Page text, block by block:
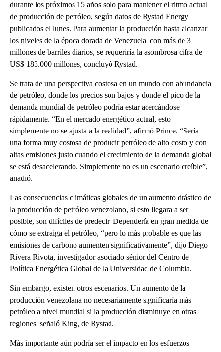
durante los próximos 15 años solo para mantener el ritmo actual
de producción de petróleo, según datos de Rystad Energy
publicados el lunes. Para aumentar la producción hasta alcanzar
los niveles de la época dorada de Venezuela, con más de 3
millones de barriles diarios, se requeriría la asombrosa cifra de
US$ 183.000 millones, concluyó Rystad.
Se trata de una perspectiva costosa en un mundo con abundancia
de petróleo, donde los precios son bajos y donde el pico de la
demanda mundial de petróleo podría estar acercándose
rápidamente. “En el mercado energético actual, esto
simplemente no se ajusta a la realidad”, afirmó Prince. “Sería
una forma muy costosa de producir petróleo de alto costo y con
altas emisiones justo cuando el crecimiento de la demanda global
se está desacelerando. Simplemente no es un escenario creíble”,
añadió.
Las consecuencias climáticas globales de un aumento drástico de
la producción de petróleo venezolano, si esto llegara a ser
posible, son difíciles de predecir. Dependería en gran medida de
cómo se extraiga el petróleo, “pero lo más probable es que las
emisiones de carbono aumenten significativamente”, dijo Diego
Rivera Rivota, investigador asociado sénior del Centro de
Política Energética Global de la Universidad de Columbia.
Sin embargo, existen otros escenarios. Un aumento de la
producción venezolana no necesariamente significaría más
petróleo a nivel mundial si la producción disminuye en otras
regiones, señaló King, de Rystad.
Más importante aún podría ser el impacto en los esfuerzos